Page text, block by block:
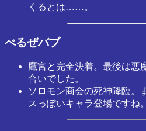
くるとは……。
べるぜバブ
鷹宮と完全決着。最後は悪
合いでした。
ソロモン商会の死神降臨。
スっぽいキャラ登場ですね。